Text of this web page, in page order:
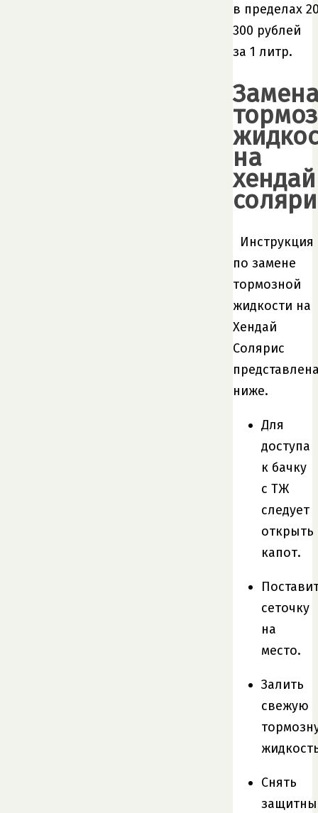
в пределах
300 рублей
за 1 литр.
на
хендай
Инструкция
по замене
тормозной
жидкости на
Хендай
Солярис
ниже.
Для
доступа
к бачку
с ТЖ
следует
открыть
капот.
сеточку
на
место.
Залить
свежую
Снять